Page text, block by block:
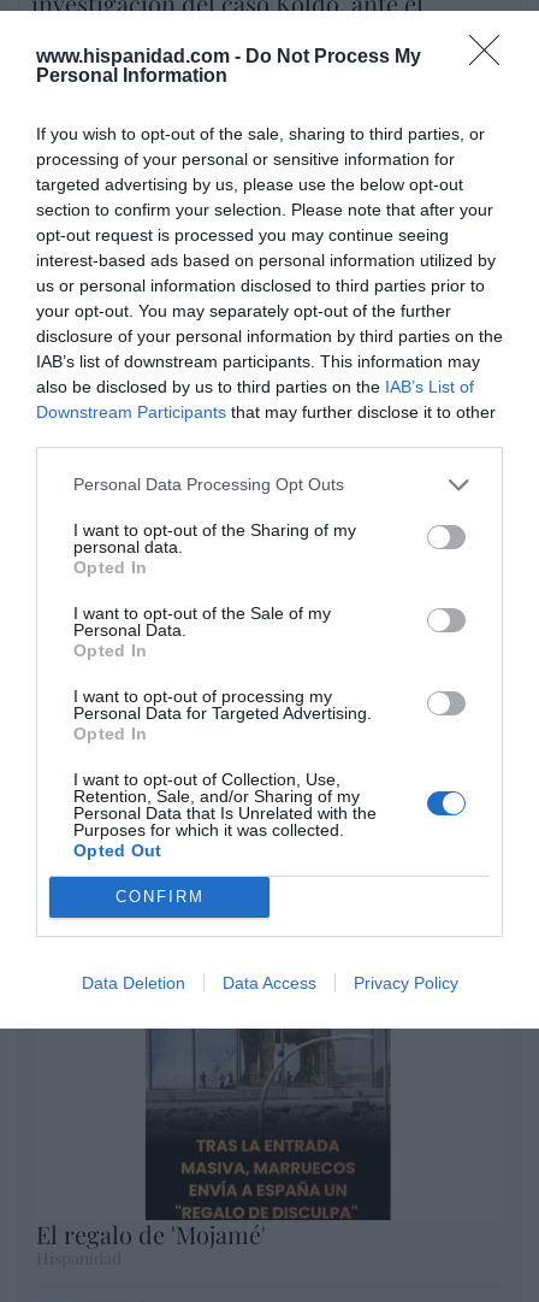
www.hispanidad.com - Do Not Process My
Personal Information
If you wish to opt-out of the sale, sharing to third parties, or
processing of your personal or sensitive information for
targeted advertising by us, please use the below opt-out
section to confirm your selection. Please note that after your
opt-out request is processed you may continue seeing
interest-based ads based on personal information utilized by
us or personal information disclosed to third parties prior to
your opt-out. You may separately opt-out of the further
disclosure of your personal information by third parties on the
IAB’s list of downstream participants. This information may
also be disclosed by us to third parties on the IAB’s List of
Downstream Participants that may further disclose it to other
Personal Data Processing Opt Outs
I want to opt-out of the Sharing of my
personal data.
Opted In
I want to opt-out of the Sale of my
Personal Data.
Opted In
I want to opt-out of processing my
Personal Data for Targeted Advertising.
Opted In
I want to opt-out of Collection, Use,
Retention, Sale, and/or Sharing of my
Personal Data that Is Unrelated with the
Purposes for which it was collected.
Opted Out
CONFIRM
Data Deletion Data Access Privacy Policy
por Redacción
Opinión
Enormes minucias
por Eulogio López
El IBEX 35 cerró la sesión del miércoles en
los 20.057 puntos, un nuevo récord
Eulogio López
Ceuta. Nuestra Señora de África:
convertir al musulmán
Eulogio López
No perdamos el norte: la
emigración es mala
Eulogio López
Argumentos
El regalo de 'Mojamé'